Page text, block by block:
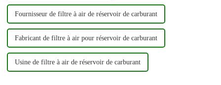
Fournisseur de filtre à air de réservoir de carburant
Fabricant de filtre à air pour réservoir de carburant
Usine de filtre à air de réservoir de carburant